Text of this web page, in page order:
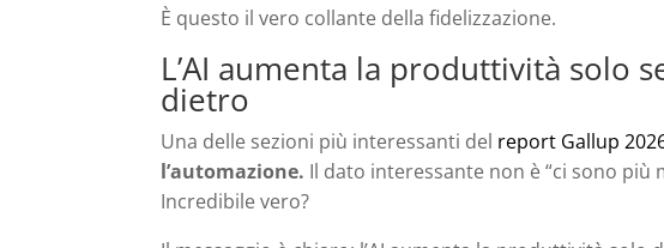
È questo il vero collante della fidelizzazione.
L’AI aumenta la produttività solo
dietro
Una delle sezioni più interessanti del report Gallup
l’automazione. Il dato interessante non è “ci sono più
Incredibile vero?